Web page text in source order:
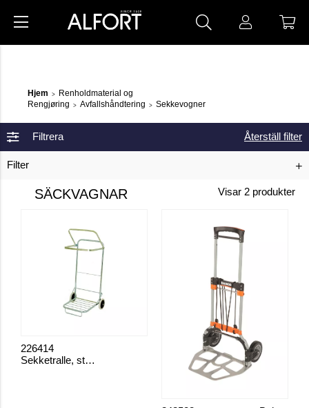
Hjem >
Renholdmaterial og
Rengjøring
> Avfallshåndtering > Sekkevogner
Filtrera
Filter
Återställ filter
SÄCKVAGNAR Visar 2 produkter
Sekketralle, store hjul
226414